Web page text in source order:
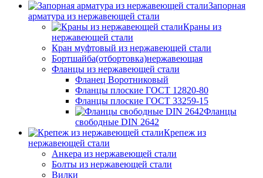
Запорная
арматура из нержавеющей стали
Краны из
нержавеющей стали
Кран муфтовый из нержавеющей стали
Бортшайба(отбортовка)нержавеющая
Фланцы из нержавеющей стали
Фланец Воротниковый
Фланцы плоские ГОСТ 12820-80
Фланцы плоские ГОСТ 33259-15
Фланцы
свободные DIN 2642
Крепеж из
нержавеющей стали
Анкера из нержавеющей стали
Болты из нержавеющей стали
Вилки